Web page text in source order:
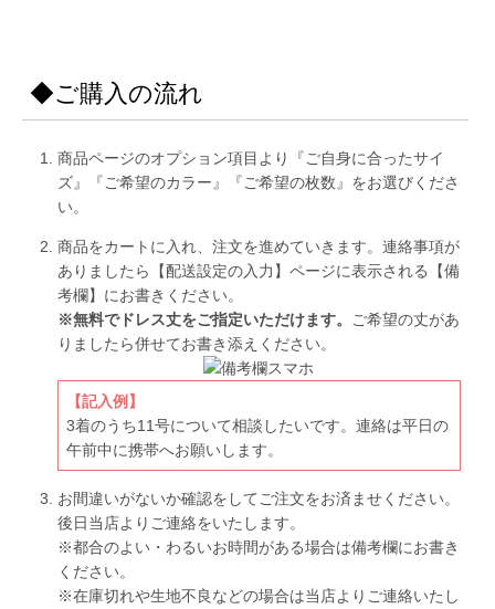
◆ご購入の流れ
商品ページのオプション項目より『ご自身に合ったサイ
ズ』『ご希望のカラー』『ご希望の枚数』をお選びくださ
い。
商品をカートに入れ、注文を進めていきます。連絡事項が
ありましたら【配送設定の入力】ページに表示される【備
考欄】にお書きください。
※無料でドレス丈をご指定いただけます。
ご希望の丈があ
りましたら併せてお書き添えください。
【記入例】
3着のうち11号について相談したいです。連絡は平日の
午前中に携帯へお願いします。
お間違いがないか確認をしてご注文をお済ませください。
後日当店よりご連絡をいたします。
※都合のよい・わるいお時間がある場合は備考欄にお書き
ください。
※在庫切れや生地不良などの場合は当店よりご連絡いたし